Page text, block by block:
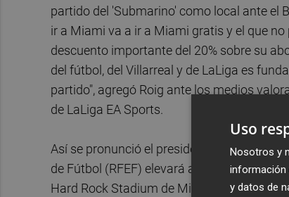
partido del 'Submarino' como local ante el
ir a Miami va a ir a Miami gratis y el que
descuento importante del 20% sobre su
del fútbol, del Villarreal y de LaLiga es
partido", agregó Roig ante los medios
de LaLiga EA Sports.
Así se pronunció el presidente del club
de Fútbol (RFEF) elevará a UEFA la
Hard Rock Stadium de Miami (Estados
Uso
Nosotros y
información
y datos de